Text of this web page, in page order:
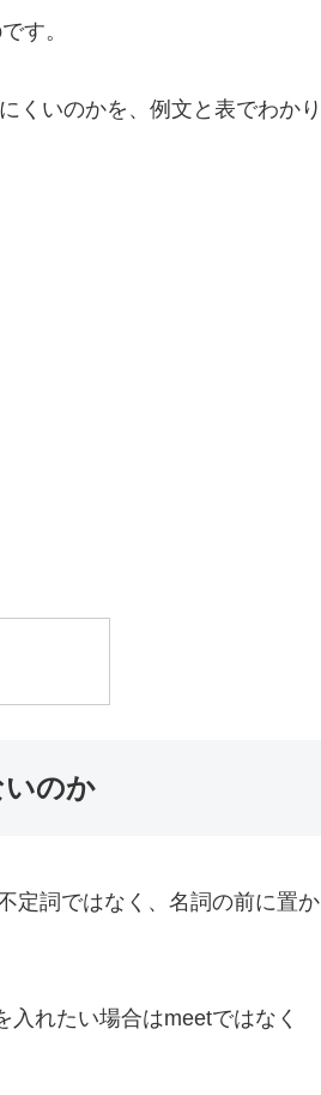
す。
くいのかを、例文と表でわかり
のか
定詞ではなく、名詞の前に置か
れたい場合はmeetではなく